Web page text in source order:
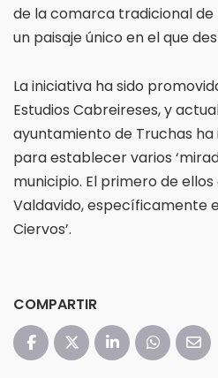
de la comarca tradicional de
un paisaje único en el que
La iniciativa ha sido
Estudios Cabreireses, y
ayuntamiento de Truchas
para establecer varios
municipio. El primero de
Valdavido, específicamente
Ciervos’.
COMPARTIR